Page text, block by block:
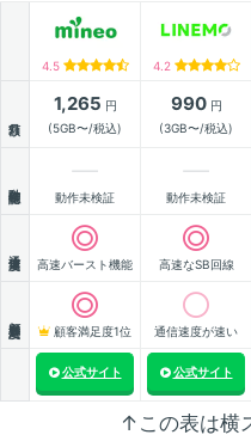
4.5 4.2
1,265 円
(5GB〜/税込)
990円
(3GB〜/税込)
動作未検証 動作未検証
高速バースト機能 高速なSB回線
顧客満足度1位 通信速度が速い
公式サイト 公式サイト
↑この表は横